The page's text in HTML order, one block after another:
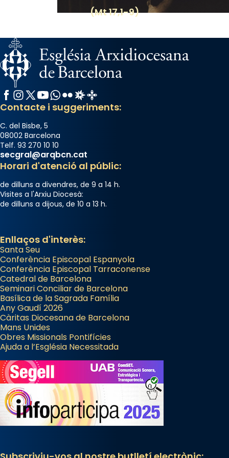
El seu sepulcre a Compostela fou un gran
el món cristià, després de Roma i terra
Santa.
«A Raïms de Sant Jaume, raïms aigualits;
raïms de setembre te'n llepes els dits»,
segons una dita popular.
Photo
View on Facebook
(Mt 17,1-9)
Facebook
Instagram
X / Twitter
YouTube
WhatsApp
FlickrRadio Estel
Catalunya Cristiana
Contacte i suggeriments:
C. del Bisbe, 5
08002 Barcelona
Telf. 93 270 10 10
secgral@arqbcn.cat
Horari d'atenció al públic:
de dilluns a divendres, de 9 a 14 h.
Visites a l'Arxiu Diocesà:
de dilluns a dijous, de 10 a 13 h.
Enllaços d'interès:
Santa Seu
Conferència Episcopal Espanyola
Conferència Episcopal Tarraconense
Catedral de Barcelona
Seminari Conciliar de Barcelona
Basílica de la Sagrada Família
Any Gaudí 2026
Càritas Diocesana de Barcelona
Mans Unides
Obres Missionals Pontifícies
Ajuda a l’Església Necessitada